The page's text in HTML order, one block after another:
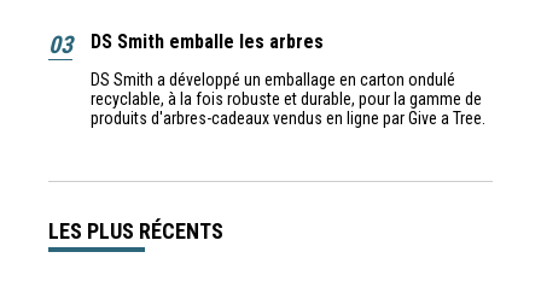
03 DS Smith emballe les arbres
DS Smith a développé un emballage en carton ondulé
recyclable, à la fois robuste et durable, pour la gamme de
produits d'arbres-cadeaux vendus en ligne par Give a Tree.
LES PLUS RÉCENTS